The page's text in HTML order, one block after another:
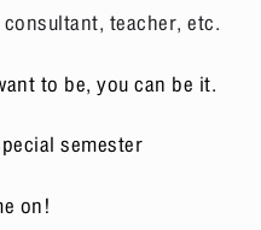
teacher, etc.
to be, you can be it.
semester
on!